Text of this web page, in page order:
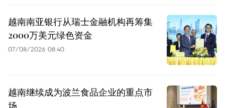
越南南亚银行从瑞士金融机构再筹集
2000万美元绿色资金
07/08/2026 08:40
越南继续成为波兰食品企业的重点市
场